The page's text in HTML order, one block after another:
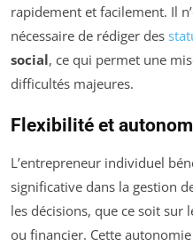
rapidement et facilement. Il
nécessaire de rédiger des
social, ce qui permet une
difficultés majeures.
Flexibilité et
L’entrepreneur individuel
significative dans la gestion
les décisions, que ce soit
ou financier. Cette